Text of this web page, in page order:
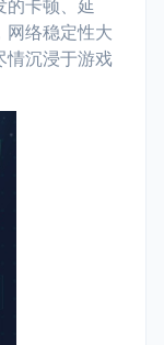
的卡顿、延
网络稳定性大
情沉浸于游戏